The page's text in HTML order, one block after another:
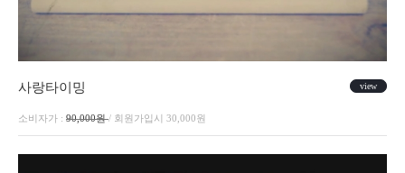
view
사랑타이밍
소비자가 : 90,000원/ 회원가입시 30,000원